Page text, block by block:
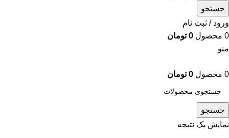
جستجو
ورود / ثبت نام
0 محصول 0 تومان
منو
0 محصول 0 تومان
جستجو
نمایش یک نتیجه